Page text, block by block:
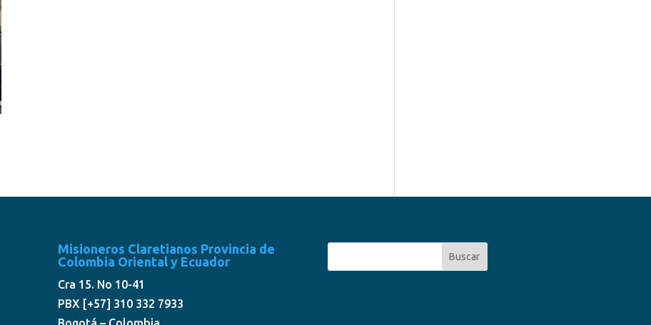
Misioneros Claretianos Provincia de
Colombia Oriental y Ecuador
Cra 15. No 10-41
PBX [+57] 310 332 7933